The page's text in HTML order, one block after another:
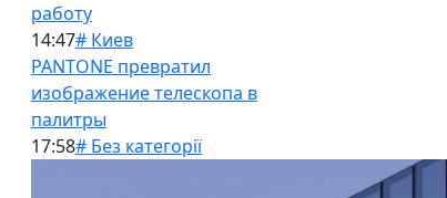
работу
14:47# Киев
PANTONE превратил
изображение телескопа в
палитры
17:58# Без категорії